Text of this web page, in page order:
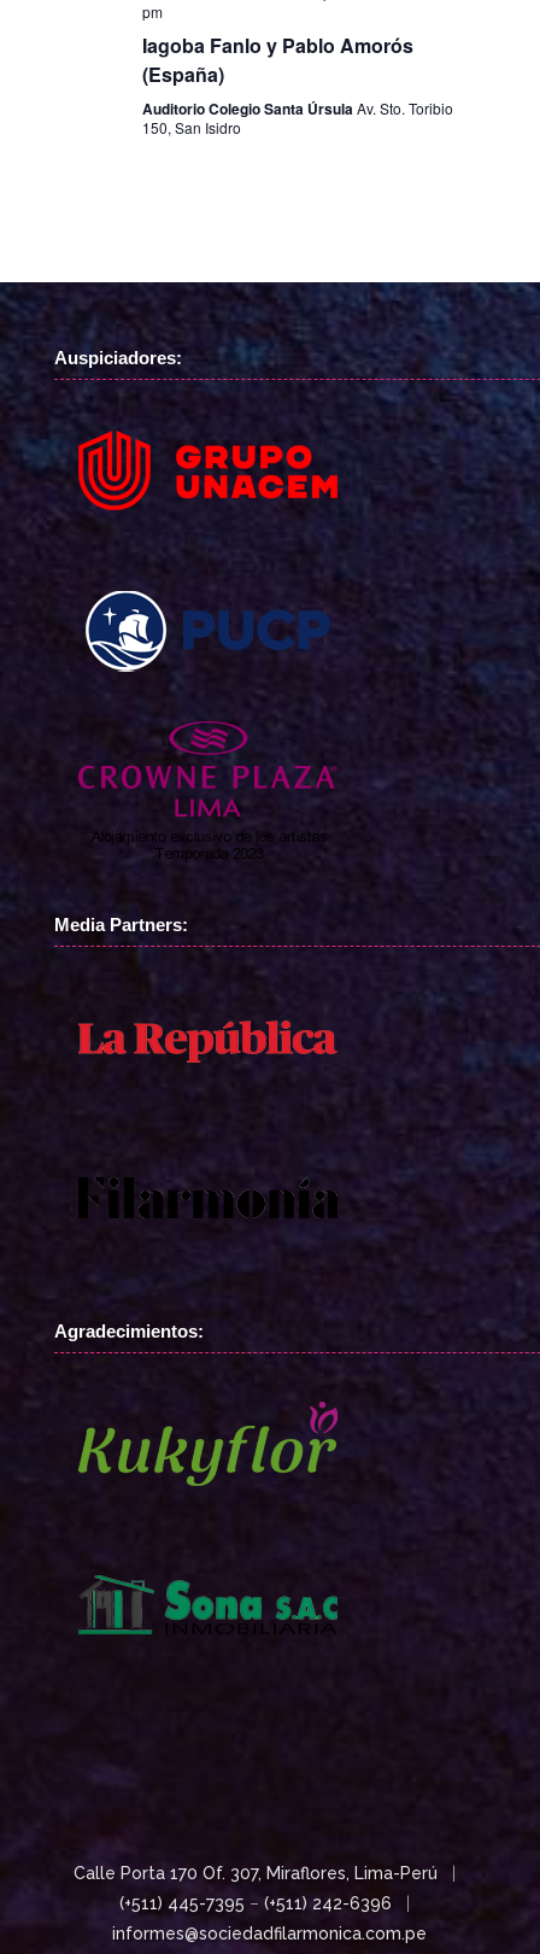
pm
Iagoba Fanlo y Pablo Amorós
(España)
Auditorio Colegio Santa ÚrsulaAv. Sto. Toribio
150, San Isidro
Auspiciadores:
Media Partners:
Agradecimientos:
Calle Porta 170 Of. 307, Miraflores, Lima-Perú
(+511) 445-7395 –(+511) 242-6396
informes@sociedadfilarmonica.com.pe